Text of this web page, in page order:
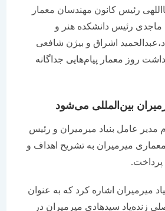
رئیس کانون مهندسان معمار
رئیس دانشکده هنر و
اشراق و بیژن شافعی
معمار پیام‌هایی جداگانه
بین‌المللی می‌شود
عامل بنیاد میرمیران و رئیس
میرمیران به تشریح اهداف و
اشاره کرد که به عنوان
سیدهادی میرمیران در